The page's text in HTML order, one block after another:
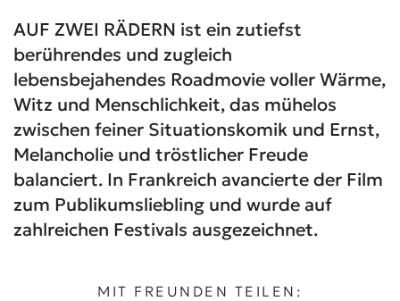
AUF ZWEI RÄDERN ist ein zutiefst
berührendes und zugleich
lebensbejahendes Roadmovie voller Wärme,
Witz und Menschlichkeit, das mühelos
zwischen feiner Situationskomik und Ernst,
Melancholie und tröstlicher Freude
balanciert. In Frankreich avancierte der Film
zum Publikumsliebling und wurde auf
zahlreichen Festivals ausgezeichnet.
MIT FREUNDEN TEILEN: